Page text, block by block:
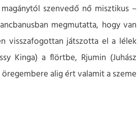
szenvedő nő misztikus –
megmutatta, hogy van
visszafogottan játszotta el a lélek
Kinga) a flörtbe, Rjumin (Juhász
alig ért valamit a szeme